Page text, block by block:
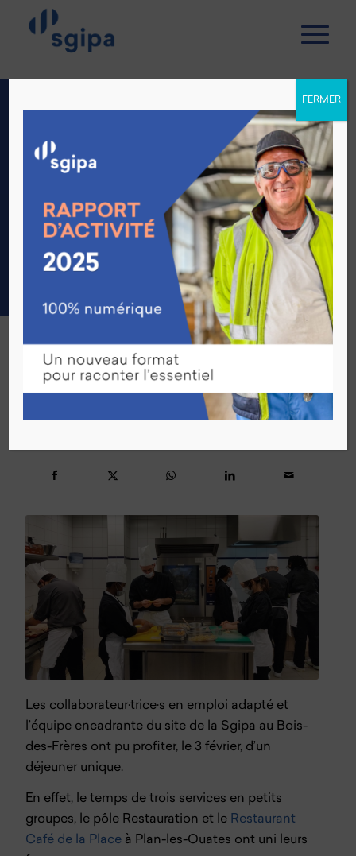
RESTAURATION :
MENU
GASTRONOMIQUE
4 février 2021
Retour aux actualités
Les collaborateur·trice·s en emploi adapté et
l’équipe encadrante du site de la Sgipa au Bois-
des-Frères ont pu profiter, le 3 février, d’un
déjeuner unique.
En effet, le temps de trois services en petits
groupes, le pôle Restauration et le Restaurant
Café de la Place à Plan-les-Ouates ont uni leurs
FERMER